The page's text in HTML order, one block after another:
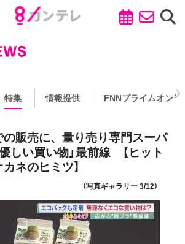
特集 情報提供 FNNプライムオンラ
の販売に、量り売り専門スーパ
しい買い物」最前線 【ヒット
ネのヒミツ】
（写真ギャラリー 3/12）